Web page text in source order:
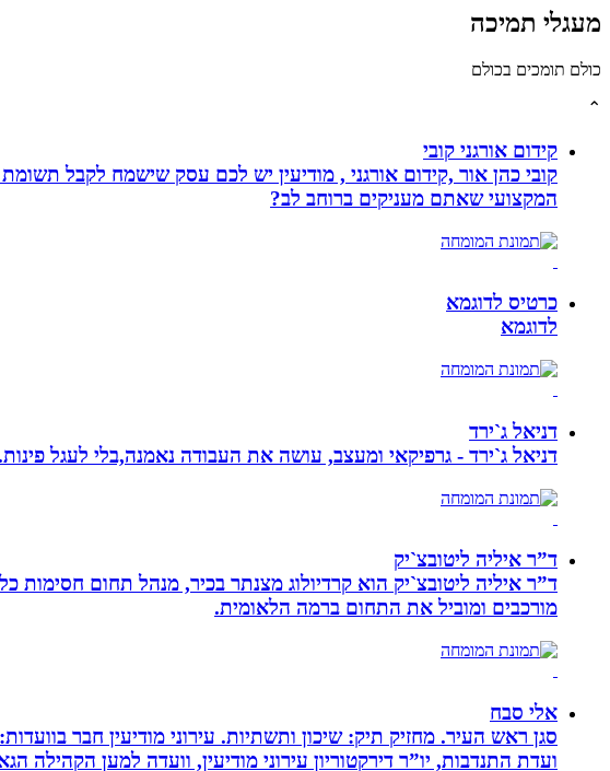
מעגלי תמיכה
כולם תומכים בכולם
⌃
קידום אורגני קובי
קובי כהן אור ,קידום אורגני , מודיעין יש לכם עסק שישמח לקבל
המקצועי שאתם מעניקים ברוחב לב?
כרטיס לדוגמא
לדוגמא
דניאל ג`ירד
דניאל ג`ירד - גרפיקאי ומעצב, עושה את העבודה נאמנה,בלי לעגל
ד”ר איליה ליטובצ`יק
מורכבים ומוביל את התחום ברמה הלאומית.
אלי סבח
סגן ראש העיר. מחזיק תיק: שיכון ותשתיות. עירוני מודיעין חבר
ועדת התנדבות, יו”ר דירקטוריון עירוני מודיעין, וועדה למען הקהילה